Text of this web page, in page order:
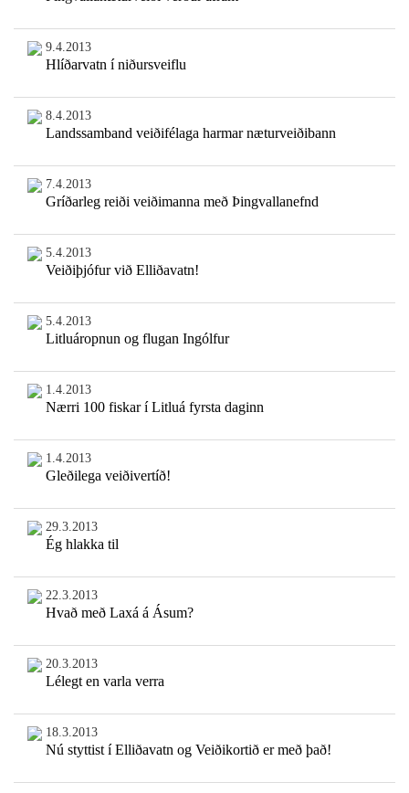
9.4.2013
Hlíðarvatn í niðursveiflu
8.4.2013
Landssamband veiðifélaga harmar næturveiðibann
7.4.2013
Gríðarleg reiði veiðimanna með Þingvallanefnd
5.4.2013
Veiðiþjófur við Elliðavatn!
5.4.2013
Litluáropnun og flugan Ingólfur
1.4.2013
Nærri 100 fiskar í Litluá fyrsta daginn
1.4.2013
Gleðilega veiðivertíð!
29.3.2013
Ég hlakka til
22.3.2013
Hvað með Laxá á Ásum?
20.3.2013
Lélegt en varla verra
18.3.2013
Nú styttist í Elliðavatn og Veiðikortið er með það!